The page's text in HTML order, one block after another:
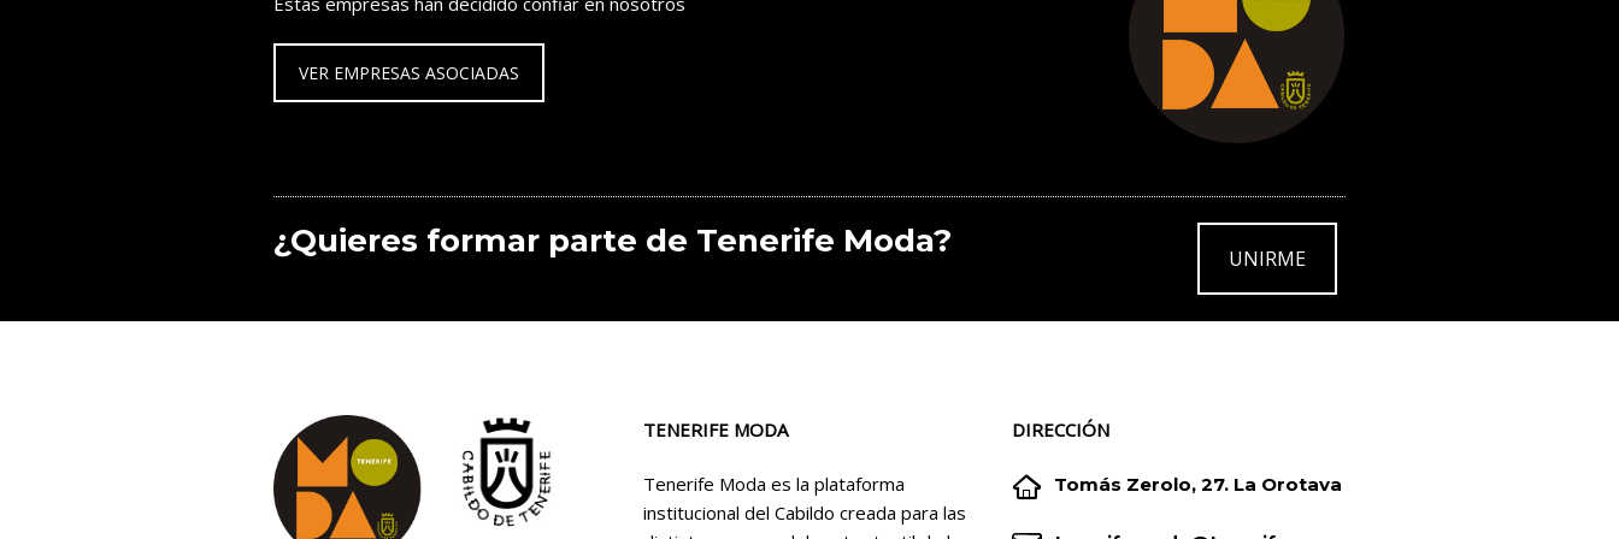
VER EMPRESAS ASOCIADAS
¿Quieres formar parte de Tenerife Moda? UNIRME
TENERIFE MODA
Tenerife Moda es la plataforma
institucional del Cabildo creada para las
DIRECCIÓN

 Tomás Zerolo, 27. La Orotava